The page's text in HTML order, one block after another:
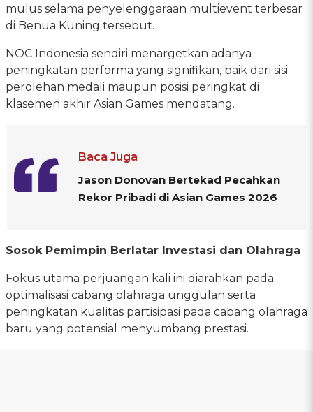
mulus selama penyelenggaraan multievent terbesar
di Benua Kuning tersebut.
NOC Indonesia sendiri menargetkan adanya
peningkatan performa yang signifikan, baik dari sisi
perolehan medali maupun posisi peringkat di
klasemen akhir Asian Games mendatang.
Baca Juga
Jason Donovan Bertekad Pecahkan
Rekor Pribadi di Asian Games 2026
Sosok Pemimpin Berlatar Investasi dan Olahraga
Fokus utama perjuangan kali ini diarahkan pada
optimalisasi cabang olahraga unggulan serta
peningkatan kualitas partisipasi pada cabang olahraga
baru yang potensial menyumbang prestasi.